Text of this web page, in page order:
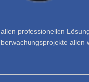
professionellen
allen